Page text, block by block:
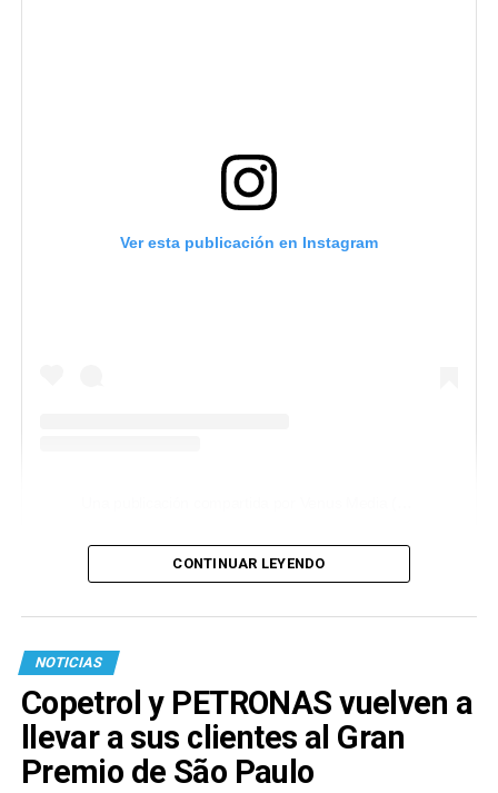
Ver esta publicación en Instagram
CONTINUAR LEYENDO
NOTICIAS
Copetrol y PETRONAS vuelven a
llevar a sus clientes al Gran
Premio de São Paulo